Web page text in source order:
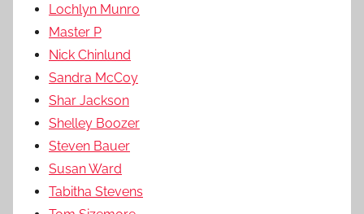
Lochlyn Munro
Master P
Nick Chinlund
Sandra McCoy
Shar Jackson
Shelley Boozer
Steven Bauer
Susan Ward
Tabitha Stevens